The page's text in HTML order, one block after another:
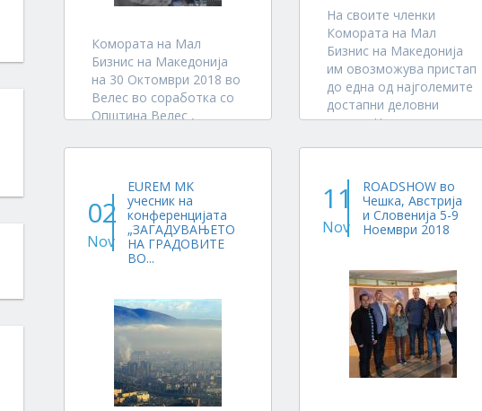
Комората на Мал
Бизнис на Македонија
на 30 Октомври 2018 во
Велес во соработка со
Општина Велес ,
Регион и Институтот за
при Славјанскиот
Универзитет ќе
организира
работилница
„Можности за
енергетски пректи со...
На своите членки
Комората на Мал
Бизнис на Македонија
им овозможува пристап
до една од најголемите
достапни деловни
мрежи. Ние сме
застапување на
деловните интереси, со
поддршка од најдобри
деловни експерти ,
02
Nov
EUREM MK
учесник на
конференцијата
„ЗАГАДУВАЊЕТО
НА ГРАДОВИТЕ
ВО...
11
Nov
ROADSHOW во
Чешка, Австрија
и Словенија 5-9
Ноември 2018